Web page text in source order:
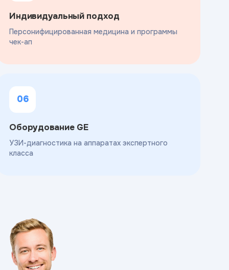
Индивидуальный подход
Персонифицированная медицина и программы
чек-ап
06
Оборудование GE
УЗИ-диагностика на аппаратах экспертного
класса